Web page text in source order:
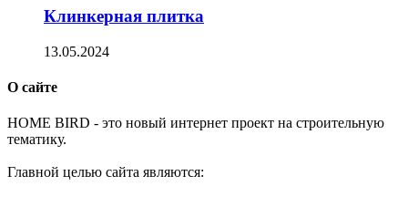
Клинкерная плитка
13.05.2024
О сайте
HOME BIRD - это новый интернет проект на строительную
тематику.
Главной целью сайта являются: